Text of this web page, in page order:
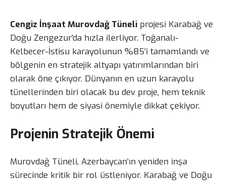
Cengiz İnşaat Murovdağ Tüneli projesi Karabağ ve
Doğu Zengezur’da hızla ilerliyor. Toğanalı-
Kelbecer-İstisu karayolunun %85’i tamamlandı ve
bölgenin en stratejik altyapı yatırımlarından biri
olarak öne çıkıyor. Dünyanın en uzun karayolu
tünellerinden biri olacak bu dev proje, hem teknik
boyutları hem de siyasi önemiyle dikkat çekiyor.
Projenin Stratejik Önemi
Murovdağ Tüneli, Azerbaycan’ın yeniden inşa
sürecinde kritik bir rol üstleniyor. Karabağ ve Doğu